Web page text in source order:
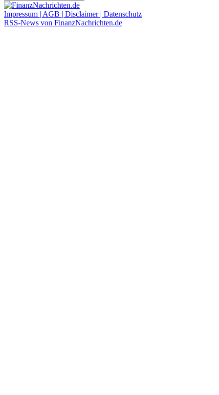
Impressum | AGB | Disclaimer | Datenschutz
RSS-News von FinanzNachrichten.de